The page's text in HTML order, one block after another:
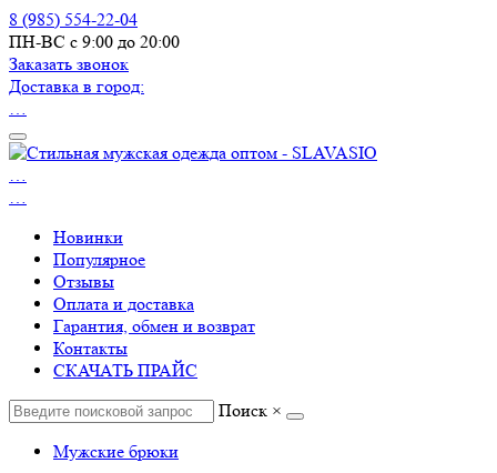
8 (985) 554-22-04
ПН-ВС с 9:00 до 20:00
Заказать звонок
Доставка в город:
…
…
…
Новинки
Популярное
Отзывы
Оплата и доставка
Гарантия, обмен и возврат
Контакты
СКАЧАТЬ ПРАЙС
Поиск ×
Мужские брюки